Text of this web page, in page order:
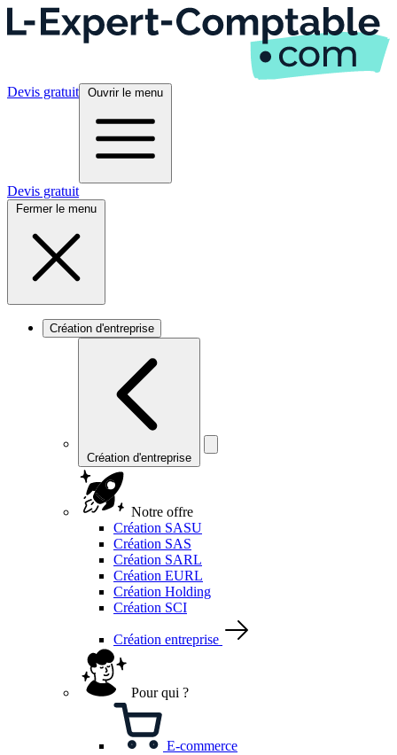
Devis gratuit Ouvrir le menu
Devis gratuit
Fermer le menu
Création d'entreprise
Création d'entreprise
Notre offre
Création SASU
Création SAS
Création SARL
Création EURL
Création Holding
Création SCI
Création entreprise
Pour qui ?
E-commerce